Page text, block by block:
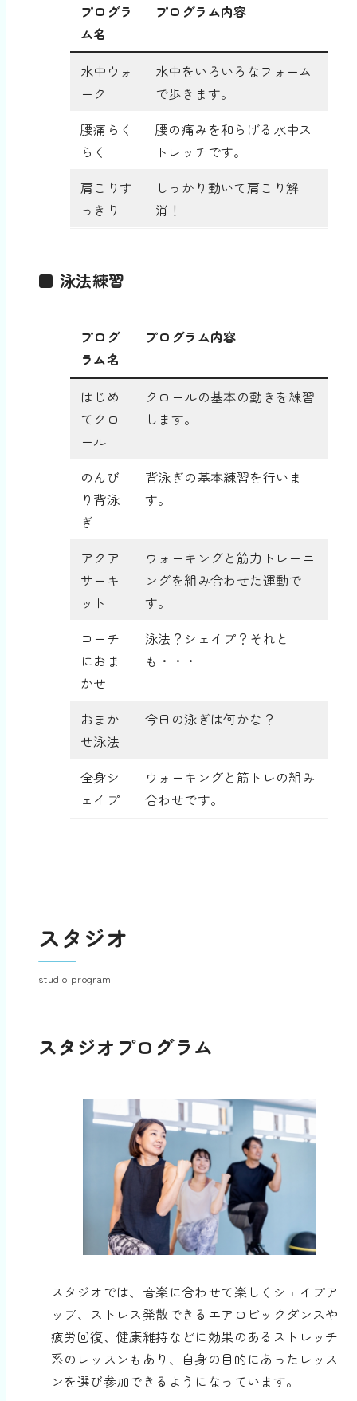
プログラ
ム名
プログラム内容
水中ウォ
ーク
水中をいろいろなフォーム
で歩きます。
腰痛らく
らく
腰の痛みを和らげる水中ス
トレッチです。
肩こりす
っきり
しっかり動いて肩こり解
消！
■ 泳法練習
プログ
ラム名
プログラム内容
はじめ
てクロ
ール
クロールの基本の動きを練習
します。
のんび
り背泳
ぎ
背泳ぎの基本練習を行いま
す。
アクア
サーキ
ット
ウォーキングと筋力トレーニ
ングを組み合わせた運動で
す。
コーチ
におま
かせ
泳法？シェイプ？それと
も・・・
おまか
せ泳法
今日の泳ぎは何かな？
全身シ
ェイプ
ウォーキングと筋トレの組み
合わせです。
スタジオ
studio program
スタジオプログラム
スタジオでは、音楽に合わせて楽しくシェイプア
ップ、ストレス発散できるエアロビックダンスや
疲労回復、健康維持などに効果のあるストレッチ
系のレッスンもあり、自身の目的にあったレッス
ンを選び参加できるようになっています。